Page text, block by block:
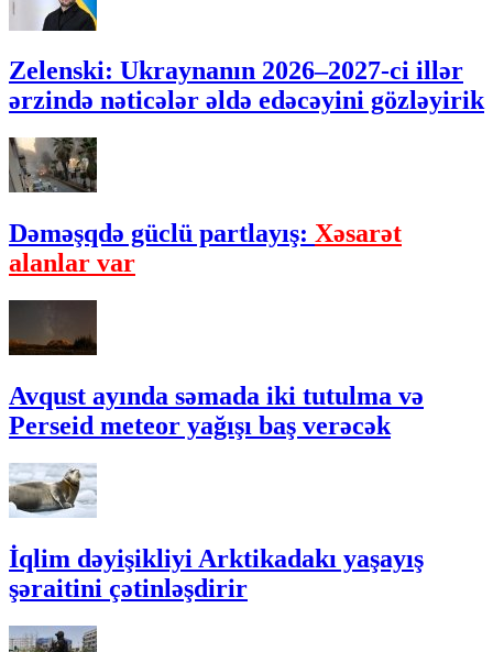
Zelenski: Ukraynanın 2026–2027-ci illər
ərzində nəticələr əldə edəcəyini gözləyirik
Dəməşqdə güclü partlayış: Xəsarət
alanlar var
Avqust ayında səmada iki tutulma və
Perseid meteor yağışı baş verəcək
İqlim dəyişikliyi Arktikadakı yaşayış
şəraitini çətinləşdirir